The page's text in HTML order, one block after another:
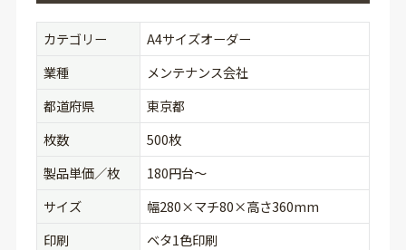
カテゴリー
A4サイズオーダー
業種
メンテナンス会社
都道府県
東京都
枚数
500枚
製品単価／枚
180円台〜
サイズ
幅280×マチ80×高さ360mm
印刷
ベタ1色印刷